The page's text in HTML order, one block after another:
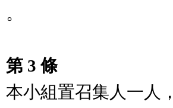
。
第 3 條
本小組置召集人一人